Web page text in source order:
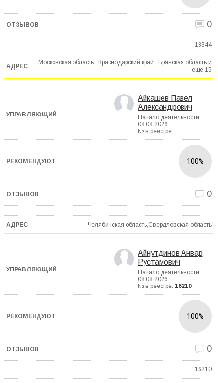
0
18344
Московская область , Краснодарский край , Брянская область и
еще 15
Айкашев Павел
Александрович
Начало деятельности:
08.08.2026
№ в реестре:
100%
0
Челябинская область,Свердловская область
Айнутдинов Анвар
Рустамович
Начало деятельности:
08.08.2026
№ в реестре: 16210
100%
0
16210